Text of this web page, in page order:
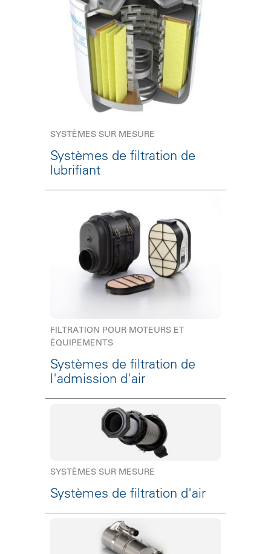
SYSTÈMES SUR MESURE
Systèmes de filtration de
lubrifiant
FILTRATION POUR MOTEURS ET
ÉQUIPEMENTS
Systèmes de filtration de
l'admission d'air
SYSTÈMES SUR MESURE
Systèmes de filtration d'air